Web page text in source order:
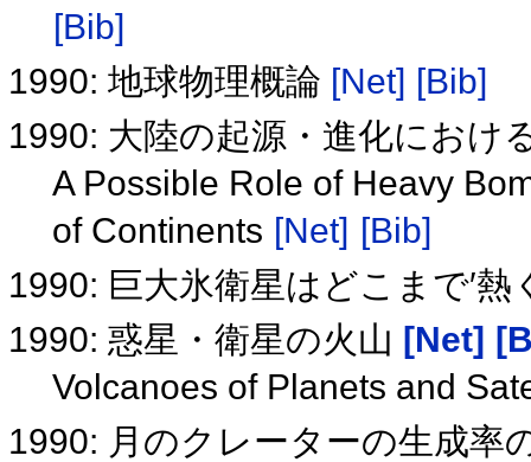
[Bib]
1990: 地球物理概論 [Net] [Bib]
1990: 大陸の起源・進化におけ
A Possible Role of Heavy
of Continents [Net] [Bib]
1990: 巨大氷衛星はどこまで′熱
1990: 惑星・衛星の火山 [Net]
Volcanoes of Planets and
1990: 月のクレーターの生成率